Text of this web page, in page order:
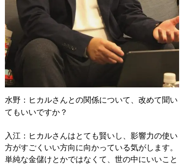
水野：ヒカルさんとの関係について、改めて聞い
てもいいですか？
入江：ヒカルさんはとても賢いし、影響力の使い
方がすごくいい方向に向かっている気がします。
単純な金儲けとかではなくて、世の中にいいこと